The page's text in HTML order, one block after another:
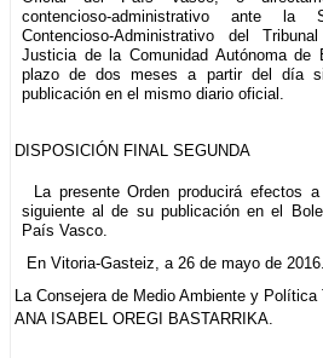
contencioso-administrativo ante
Contencioso-Administrativo del
Justicia de la Comunidad Autónoma de
plazo de dos meses a partir del día
publicación en el mismo diario oficial.
DISPOSICIÓN FINAL SEGUNDA
La presente Orden producirá efectos
siguiente al de su publicación en el
País Vasco.
En Vitoria-Gasteiz, a 26 de mayo de 2016.
La Consejera de Medio Ambiente y Política
ANA ISABEL OREGI BASTARRIKA.